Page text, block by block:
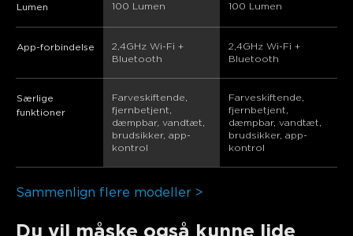
Lumen ‎100 Lumen ‎100 Lumen
App-forbindelse
2,4GHz Wi-Fi +
Bluetooth
2,4GHz Wi-Fi +
Bluetooth
Særlige
funktioner
Farveskiftende,
fjernbetjent,
dæmpbar, vandtæt,
brudsikker, app-
kontrol
Farveskiftende,
fjernbetjent,
dæmpbar, vandtæt,
brudsikker, app-
kontrol
Sammenlign flere modeller >
Du vil måske også kunne lide